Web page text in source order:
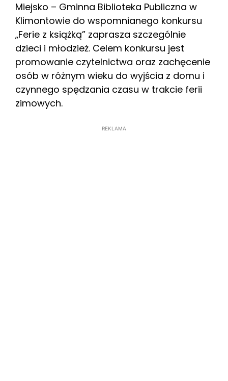
Miejsko – Gminna Biblioteka Publiczna w
Klimontowie do wspomnianego konkursu
„Ferie z książką” zaprasza szczególnie
dzieci i młodzież. Celem konkursu jest
promowanie czytelnictwa oraz zachęcenie
osób w różnym wieku do wyjścia z domu i
czynnego spędzania czasu w trakcie ferii
zimowych.
REKLAMA